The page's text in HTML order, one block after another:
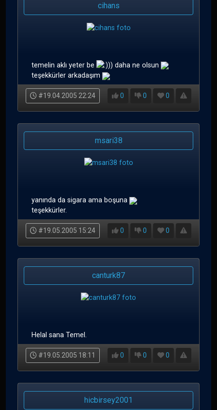
cihans
temelin aklı yeter be
)) daha ne olsun
teşekkürler arkadaşım
#19.04.2005 22:24 0 0 0
msari38
yanında da sigara ama boşuna
teşekkürler.
#19.05.2005 15:24 0 0 0
canturk87
Helal sana Temel.
#19.05.2005 18:11 0 0 0
hicbirsey2001